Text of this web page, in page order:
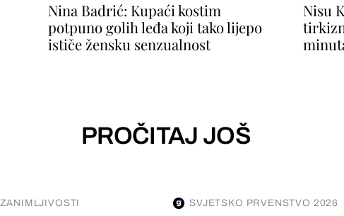
Nina Badrić: Kupaći kostim
potpuno golih leđa koji tako lijepo
ističe žensku senzualnost
Nisu
PROČITAJ JOŠ
ZANIMLJIVOSTI SVJETSKO PRVENSTVO 2026